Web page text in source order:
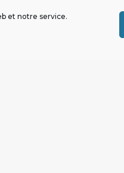
et notre service.